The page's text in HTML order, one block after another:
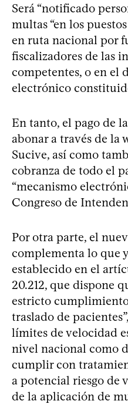
Será “notificado
multas “en los
en ruta nacional por
fiscalizadores de las
competentes, o en el
electrónico
En tanto, el pago de
abonar a través de la
Sucive, así como
cobranza de todo el
“mecanismo
Congreso de
Por otra parte, el
complementa lo que
establecido en el
20.212, que dispone
estricto
traslado de
límites de velocidad
nivel nacional como
cumplir con
a potencial riesgo de
de la aplicación de